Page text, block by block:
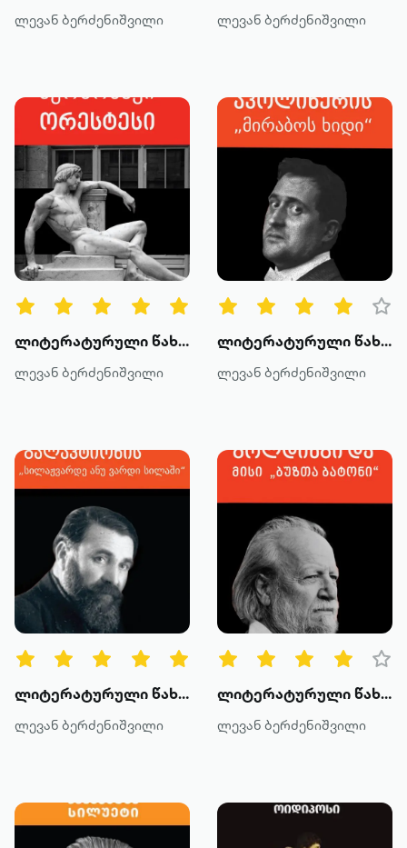
ლევან ბერძენიშვილი ლევან ბერძენიშვილი
ლიტერატურული წახნაგები: პერსონაჟი - ორესტესი
ლევან ბერძენიშვილი
ლიტერატურული წახნაგები: აპოლინერის "მირაბოს ხიდი"
ლევან ბერძენიშვილი
ლიტერატურული წახნაგები: გალაკტიონის "სილაჟვარდე ანუ ვარდი სილაში"
ლევან ბერძენიშვილი
ლიტერატურული წახნაგები: გოლდინგი და მისი "ბუზთა ბატონი"
ლევან ბერძენიშვილი